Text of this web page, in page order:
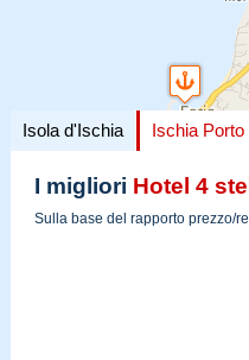
Isola d'Ischia Ischia Porto
I migliori Hotel 4
Sulla base del rapporto prezzo/